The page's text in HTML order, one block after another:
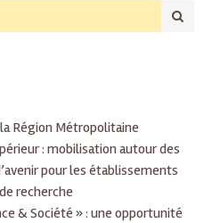
Région Métropolitaine
: mobilisation autour des
pour les établissements
recherche
& Société » : une opportunité